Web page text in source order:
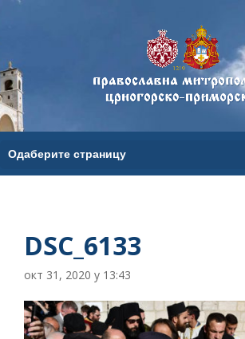
DSC_6133
окт 31, 2020 у 13:43